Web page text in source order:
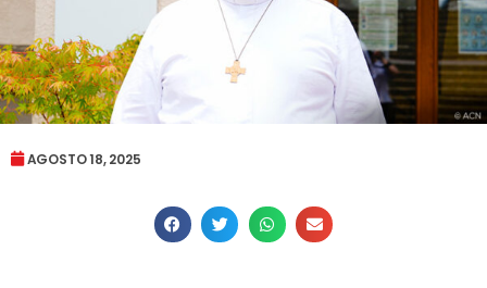
AGOSTO 18, 2025